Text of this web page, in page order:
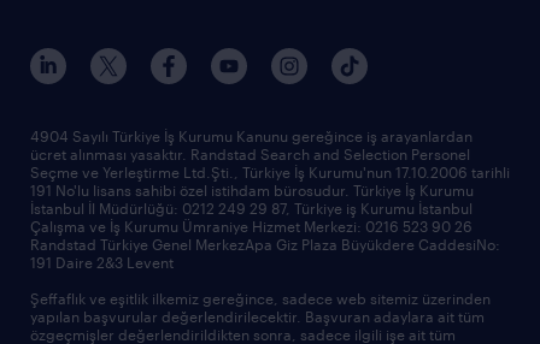
tarihçe
sponsorluklarımız
haberler ve duyurular
ofislerimiz
4904 Sayılı Türkiye İş Kurumu Kanunu gereğince iş arayanlardan
ücret alınması yasaktır. Randstad Search and Selection Personel
Seçme ve Yerleştirme Ltd.Şti., Türkiye İş Kurumu'nun 17.10.2006 tarihli
191 No'lu lisans sahibi özel istihdam bürosudur. Türkiye İş Kurumu
İstanbul İl Müdürlüğü: 0212 249 29 87, Türkiye iş Kurumu İstanbul
Çalışma ve İş Kurumu Ümraniye Hizmet Merkezi: 0216 523 90 26
Randstad Türkiye Genel MerkezApa Giz Plaza Büyükdere CaddesiNo:
191 Daire 2&3 Levent
Şeffaflık ve eşitlik ilkemiz gereğince, sadece web sitemiz üzerinden
yapılan başvurular değerlendirilecektir. Başvuran adaylara ait tüm
özgeçmişler değerlendirildikten sonra, sadece ilgili işe ait tüm